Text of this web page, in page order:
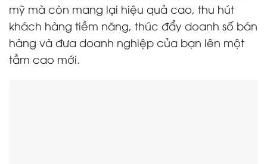
mỹ mà còn mang lại hiệu quả cao, thu hút
khách hàng tiềm năng, thúc đẩy doanh số bán
hàng và đưa doanh nghiệp của bạn lên một
tầm cao mới.